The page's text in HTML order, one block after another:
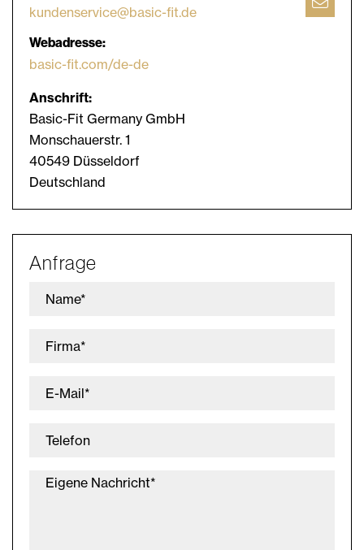
kundenservice@basic-fit.de
Webadresse:
basic-fit.com/de-de
Anschrift:
Basic-Fit Germany GmbH
Monschauerstr. 1
40549 Düsseldorf
Deutschland
Anfrage
Name*
Firma*
E-Mail*
Telefon
Eigene Nachricht*